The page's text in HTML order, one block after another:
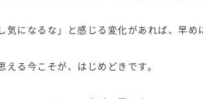
気になるな」と感じる変化があれば、早め
える今こそが、はじめどきです。